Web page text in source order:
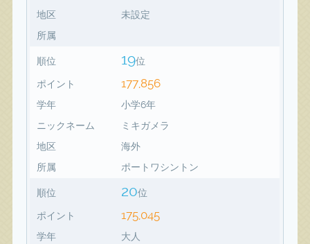
地区
未設定
所属
順位 19位
ポイント 177,856
学年
小学6年
ニックネーム
ミキガメラ
地区
海外
所属
ポートワシントン
順位 20位
ポイント 175,045
学年
大人